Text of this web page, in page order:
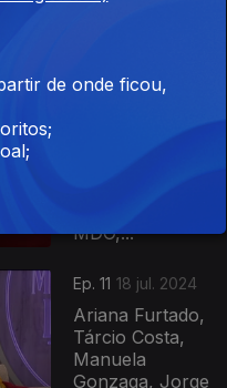
Ep. 12 25 jul. 2024
MDO,...
Ep. 11 18 jul. 2024
Ariana Furtado,
Tárcio Costa,
Manuela
Gonzaga, Jorge
de onde ficou,